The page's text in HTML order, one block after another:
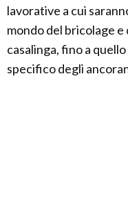
lavorative a cui
mondo del bricolage
casalinga, fino a
specifico degli